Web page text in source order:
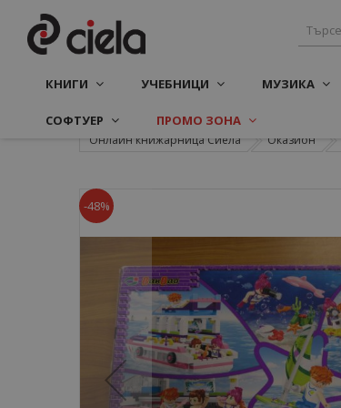
КНИГИ УЧЕБНИЦИ МУЗИКА
СОФТУЕР ПРОМО ЗОНА
Онлайн книжарница Сиела Оказион
-48%